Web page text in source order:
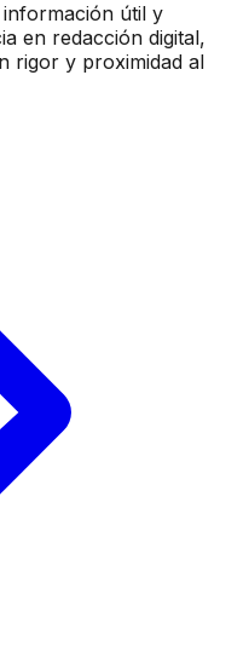
útil y
en redacción digital,
rigor y proximidad al